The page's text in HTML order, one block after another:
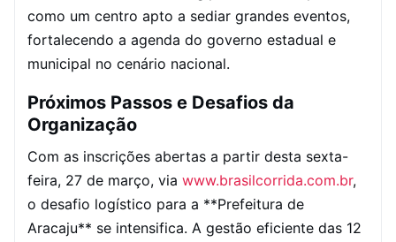
como um centro apto a sediar grandes eventos,
fortalecendo a agenda do governo estadual e
municipal no cenário nacional.
Próximos Passos e Desafios da
Organização
Com as inscrições abertas a partir desta sexta-
feira, 27 de março, via www.brasilcorrida.com.br,
o desafio logístico para a **Prefeitura de
Aracaju** se intensifica. A gestão eficiente das 12